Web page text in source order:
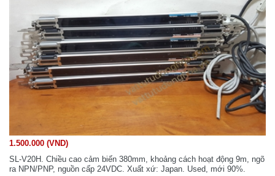
1.500.000 (VND)
SL-V20H. Chiều cao cảm biến 380mm, khoảng cách hoạt động 9m, ngõ
ra NPN/PNP, nguồn cấp 24VDC. Xuất xứ: Japan. Used, mới 90%.